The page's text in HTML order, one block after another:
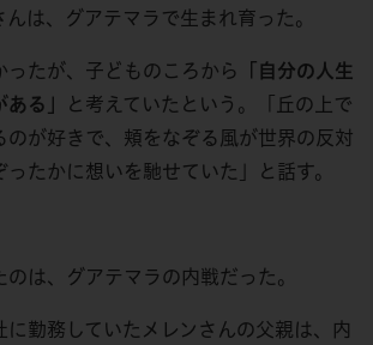
んは、グアテマラで生まれ育った。
ったが、子どものころから
「自分の人生
る」
と考えていたという。「丘の上で
のが好きで、頬をなぞる風が世界の反対
ったかに想いを馳せていた」と話す。
は、グアテマラの内戦だった。
に勤務していたメレンさんの父親は、内